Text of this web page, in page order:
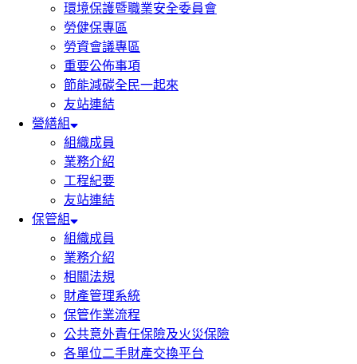
環境保護暨職業安全委員會
勞健保專區
勞資會議專區
重要公佈事項
節能減碳全民一起來
友站連結
營繕組
組織成員
業務介紹
工程紀要
友站連結
保管組
組織成員
業務介紹
相關法規
財產管理系統
保管作業流程
公共意外責任保險及火災保險
各單位二手財產交換平台